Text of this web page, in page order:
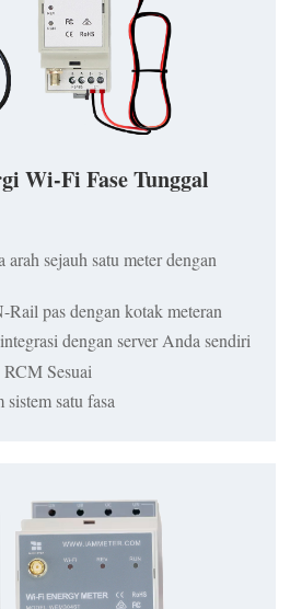
Wi-Fi Fase Tunggal
arah sejauh satu meter dengan
Rail pas dengan kotak meteran
dengan server Anda sendiri
Sesuai
satu fasa